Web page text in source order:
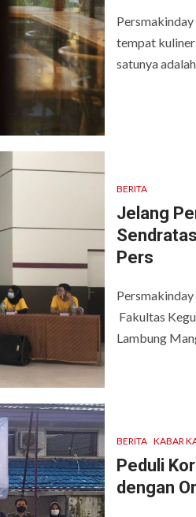
tempat kuliner
satunya adalah
BERITA
Jelang
Pers
Fakultas
Lambung
BERITA KABAR
Peduli
dengan